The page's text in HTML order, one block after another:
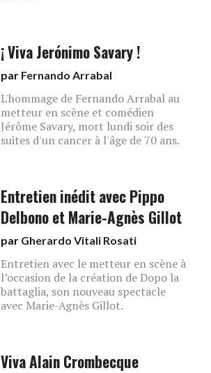
¡ Viva Jerónimo Savary !
par Fernando Arrabal
L'hommage de Fernando Arrabal au
metteur en scène et comédien
Jérôme Savary, mort lundi soir des
suites d'un cancer à l'âge de 70 ans.
Entretien inédit avec Pippo
Delbono et Marie-Agnès Gillot
par Gherardo Vitali Rosati
Entretien avec le metteur en scène à
l’occasion de la création de Dopo la
battaglia, son nouveau spectacle
avec Marie-Agnès Gillot.
Viva Alain Crombecque